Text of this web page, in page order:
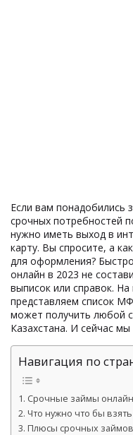
Если вам понадобились
срочных потребностей
нужно иметь выход в
карту. Вы спросите, а
для оформления?
онлайн в 2023 не
выписок или справок.
представляем список
может получить любой
Казахстана. И сейчас
Навигация по
Срочные займы онлайн
Что нужно что бы
Плюсы срочных